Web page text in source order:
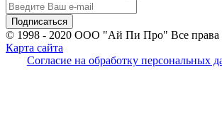
© 1998 - 2020 ООО "Ай Пи Про" Все права
Карта сайта
Согласие на обработку персональных